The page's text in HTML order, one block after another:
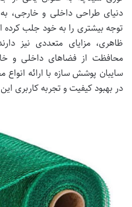
دنیای طراحی داخلی و خارجی،
توجه بیشتری را به خود جلب کرده
ظاهری، مزایای متعددی نیز
محافظت از فضاهای داخلی و
سایبان پوشش سازه با ارائه
در بهبود کیفیت و تجربه کاربری